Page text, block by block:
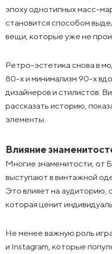
эпоху однотипных масс-
становится способом
вещи, которые уже не
Ретро-эстетика снова в
80-х и минимализм 90-х
дизайнеров и стилистов.
рассказать историю,
элементы.
Влияние
Многие знаменитости, от
выступают в винтажной
Это влияет на аудиторию,
которая ценит
Не менее важную роль
и Instagram, которые